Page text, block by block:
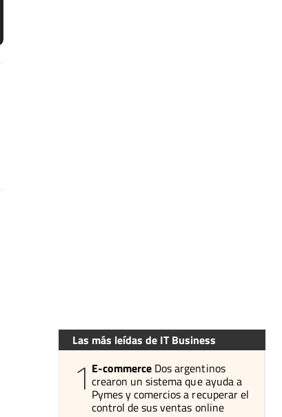
Las más leídas de IT Business
1 E-commerce Dos argentinos
crearon un sistema que ayuda a
Pymes y comercios a recuperar el
control de sus ventas online